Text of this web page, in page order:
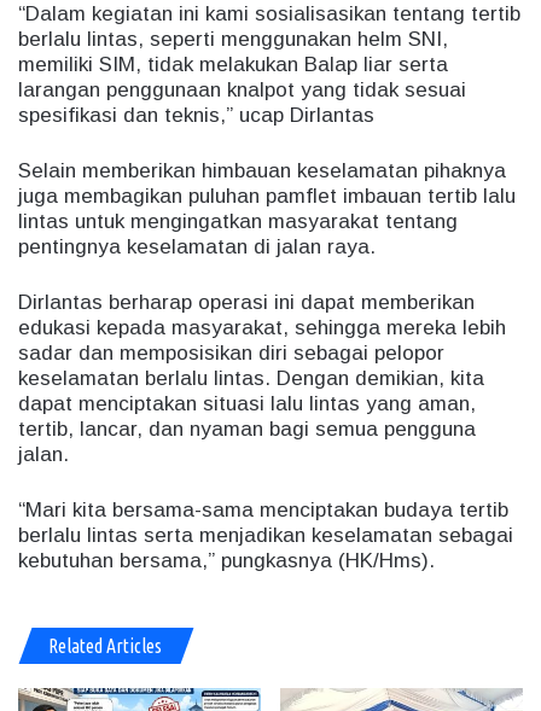
“Dalam kegiatan ini kami sosialisasikan tentang tertib
berlalu lintas, seperti menggunakan helm SNI,
memiliki SIM, tidak melakukan Balap liar serta
larangan penggunaan knalpot yang tidak sesuai
spesifikasi dan teknis,” ucap Dirlantas
Selain memberikan himbauan keselamatan pihaknya
juga membagikan puluhan pamflet imbauan tertib lalu
lintas untuk mengingatkan masyarakat tentang
pentingnya keselamatan di jalan raya.
Dirlantas berharap operasi ini dapat memberikan
edukasi kepada masyarakat, sehingga mereka lebih
sadar dan memposisikan diri sebagai pelopor
keselamatan berlalu lintas. Dengan demikian, kita
dapat menciptakan situasi lalu lintas yang aman,
tertib, lancar, dan nyaman bagi semua pengguna
jalan.
“Mari kita bersama-sama menciptakan budaya tertib
berlalu lintas serta menjadikan keselamatan sebagai
kebutuhan bersama,” pungkasnya (HK/Hms).
Related Articles